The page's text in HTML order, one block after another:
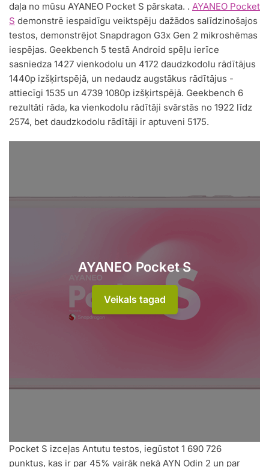
daļa no mūsu AYANEO Pocket S pārskata. . AYANEO Pocket
S demonstrē iespaidīgu veiktspēju dažādos salīdzinošajos
testos, demonstrējot Snapdragon G3x Gen 2 mikroshēmas
iespējas. Geekbench 5 testā Android spēļu ierīce
sasniedza 1427 vienkodolu un 4172 daudzkodolu rādītājus
1440p izšķirtspējā, un nedaudz augstākus rādītājus -
attiecīgi 1535 un 4739 1080p izšķirtspējā. Geekbench 6
rezultāti rāda, ka vienkodolu rādītāji svārstās no 1922 līdz
2574, bet daudzkodolu rādītāji ir aptuveni 5175.
AYANEO Pocket S
Veikals tagad
Pocket S izceļas Antutu testos, iegūstot 1 690 726
punktus, kas ir par 45% vairāk nekā AYN Odin 2 un par